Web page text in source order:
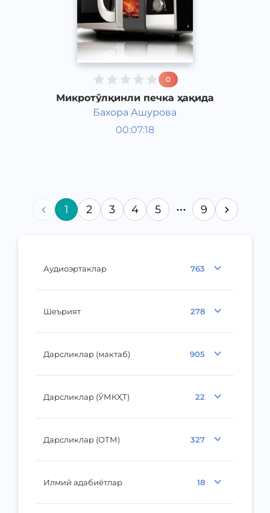
Аудиоэртаклар 763
Шеърият 278
Дарсликлар (мактаб) 905
Дарсликлар (ЎМКҲТ) 22
Дарсликлар (ОТМ) 327
Илмий адабиётлар 18
0
Микротўлқинли печка ҳақида
Бахора Ашурова
00:07:18
Таомлар
1 2 3 4 5 9